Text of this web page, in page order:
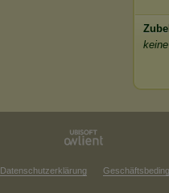
Datenschutzerklärung